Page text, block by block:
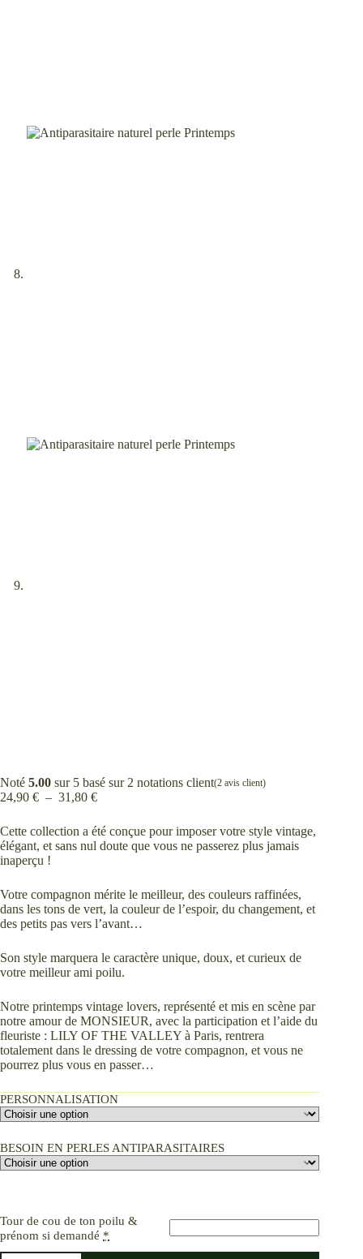
Noté 5.00 sur 5 basé sur 2 notations client(2 avis client)
24,90 € – 31,80 €Plage
prix :
24,90 €
à
Cette collection a été conçue pour imposer votre style vintage,
élégant, et sans nul doute que vous ne passerez plus jamais
inaperçu !
Votre compagnon mérite le meilleur, des couleurs raffinées,
dans les tons de vert, la couleur de l’espoir, du changement, et
des petits pas vers l’avant…
Son style marquera le caractère unique, doux, et curieux de
votre meilleur ami poilu.
Notre printemps vintage lovers, représenté et mis en scène par
notre amour de MONSIEUR, avec la participation et l’aide du
fleuriste : LILY OF THE VALLEY à Paris, rentrera
totalement dans le dressing de votre compagnon, et vous ne
pourrez plus vous en passer…
PERSONNALISATION
BESOIN EN PERLES ANTIPARASITAIRES
Tour de cou de ton poilu &
prénom si demandé *